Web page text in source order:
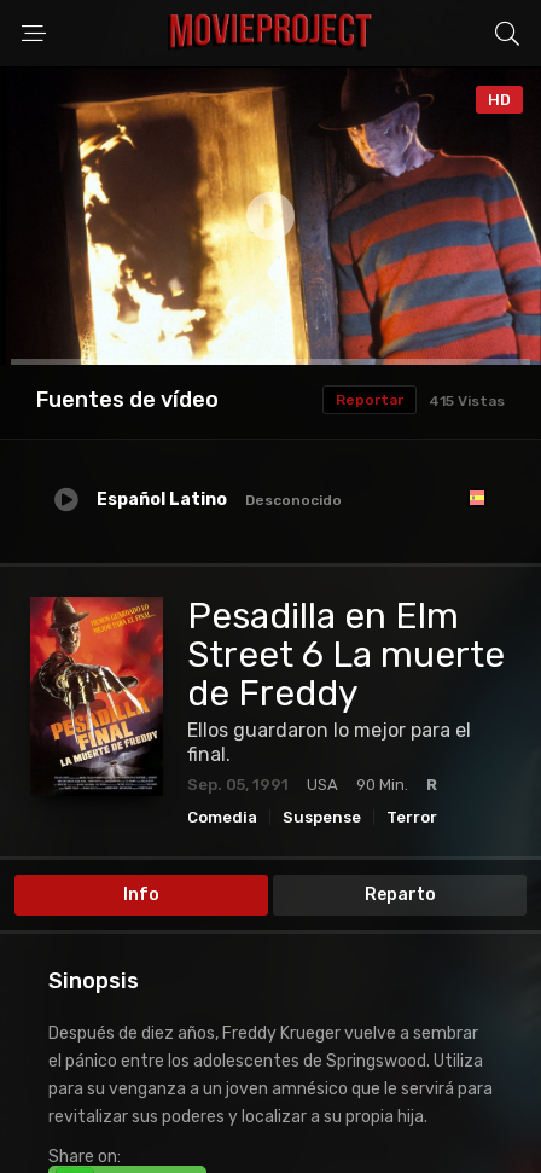
HD
Anuncio
Fuentes de vídeo 415 Vistas
Reportar
Español Latino Desconocido
Pesadilla en Elm
Street 6 La muerte
de Freddy
Ellos guardaron lo mejor para el
final.
Sep. 05, 1991 USA 90 Min.
R
Comedia
Suspense Terror
Info Reparto
Sinopsis
Después de diez años, Freddy Krueger vuelve a sembrar
el pánico entre los adolescentes de Springswood. Utiliza
para su venganza a un joven amnésico que le servirá para
revitalizar sus poderes y localizar a su propia hija.
Share on: